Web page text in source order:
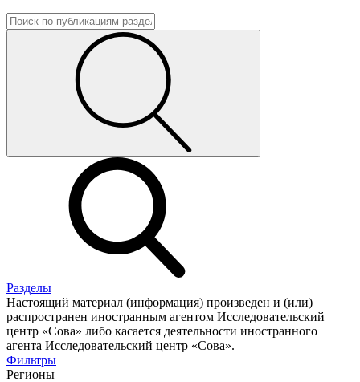
Разделы
Настоящий материал (информация) произведен и (или)
распространен иностранным агентом Исследовательский
центр «Сова» либо касается деятельности иностранного
агента Исследовательский центр «Сова».
Фильтры
Регионы